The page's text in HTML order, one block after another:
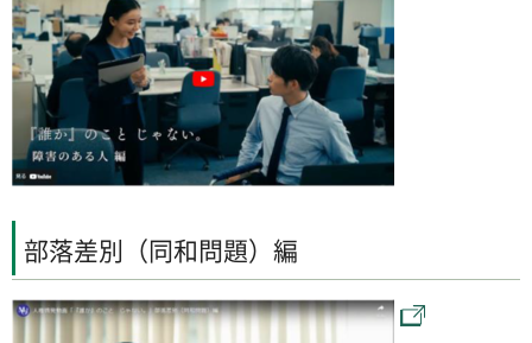
部落差別（同和問題）編